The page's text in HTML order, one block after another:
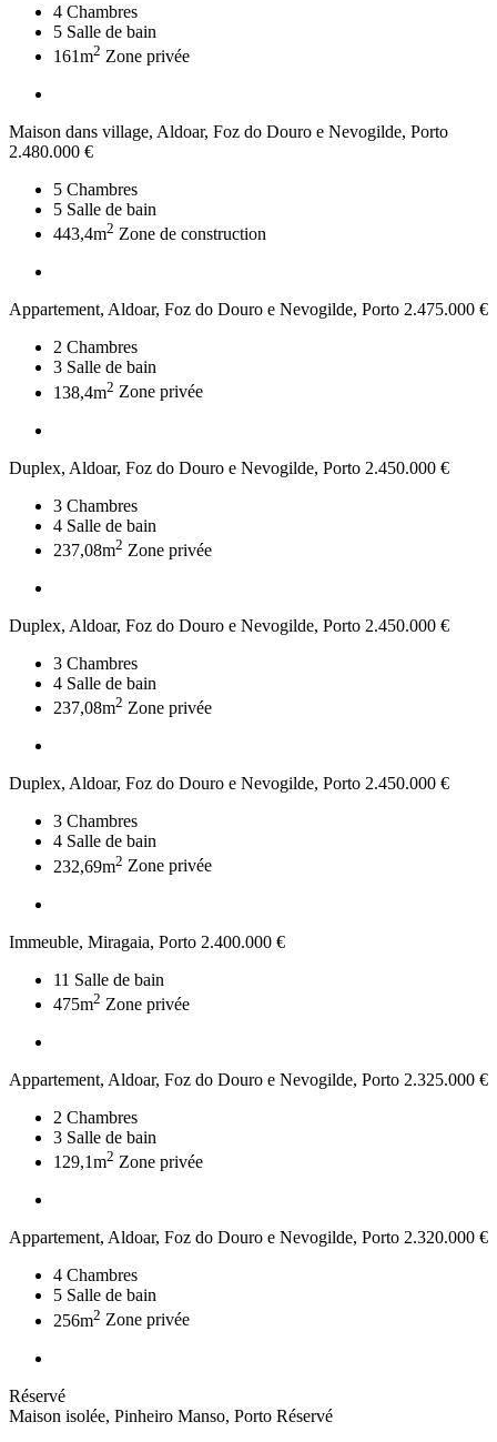
4 Chambres
5 Salle de bain
161m2 Zone privée
Maison dans village, Aldoar, Foz do Douro e Nevogilde, Porto
2.480.000 €
5 Chambres
5 Salle de bain
443,4m2 Zone de construction
Appartement, Aldoar, Foz do Douro e Nevogilde, Porto 2.475.000 €
2 Chambres
3 Salle de bain
138,4m2 Zone privée
Duplex, Aldoar, Foz do Douro e Nevogilde, Porto 2.450.000 €
3 Chambres
4 Salle de bain
237,08m2 Zone privée
Duplex, Aldoar, Foz do Douro e Nevogilde, Porto 2.450.000 €
3 Chambres
4 Salle de bain
237,08m2 Zone privée
Duplex, Aldoar, Foz do Douro e Nevogilde, Porto 2.450.000 €
3 Chambres
4 Salle de bain
232,69m2 Zone privée
Immeuble, Miragaia, Porto 2.400.000 €
11 Salle de bain
475m2 Zone privée
Appartement, Aldoar, Foz do Douro e Nevogilde, Porto 2.325.000 €
2 Chambres
3 Salle de bain
129,1m2 Zone privée
Appartement, Aldoar, Foz do Douro e Nevogilde, Porto 2.320.000 €
4 Chambres
5 Salle de bain
256m2 Zone privée
Réservé
Maison isolée, Pinheiro Manso, Porto Réservé